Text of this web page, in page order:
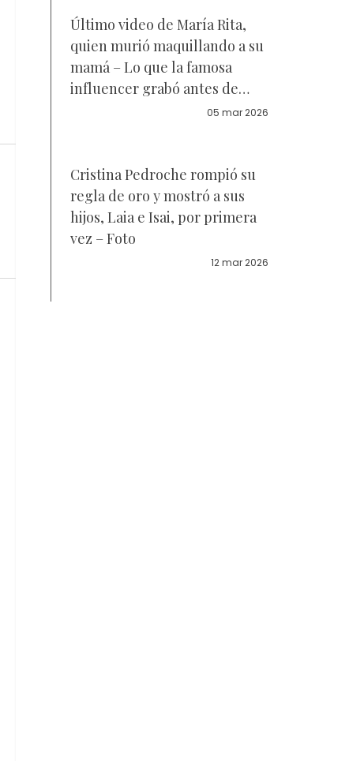
Último video de María Rita,
quien murió maquillando a su
mamá – Lo que la famosa
influencer grabó antes de
05 mar 2026
Cristina Pedroche rompió su
regla de oro y mostró a sus
hijos, Laia e Isai, por primera
vez – Foto
12 mar 2026